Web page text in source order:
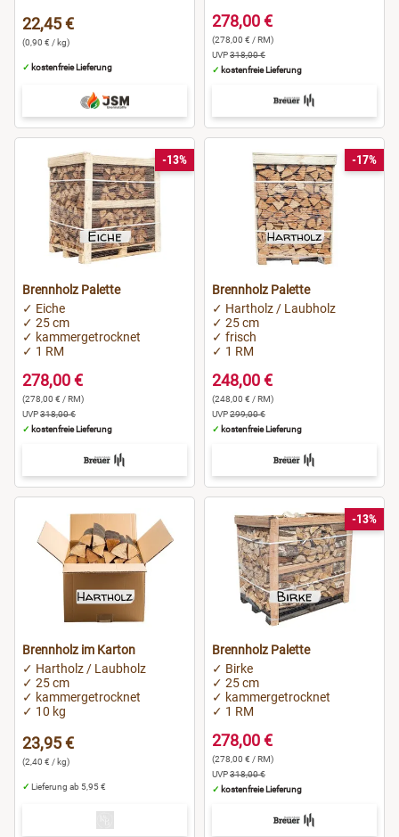
22,45 €
(0,90 € / kg)
✓ kostenfreie Lieferung
278,00 €
(278,00 € / RM)
UVP318,00 €
✓ kostenfreie Lieferung
-13%
Brennholz Palette
✓ Eiche
✓ 25 cm
✓ kammergetrocknet
✓ 1 RM
278,00 €
(278,00 € / RM)
UVP318,00 €
✓ kostenfreie Lieferung
-17%
Brennholz Palette
✓ Hartholz / Laubholz
✓ 25 cm
✓ frisch
✓ 1 RM
248,00 €
(248,00 € / RM)
UVP299,00 €
✓ kostenfreie Lieferung
Brennholz im Karton
✓ Hartholz / Laubholz
✓ 25 cm
✓ kammergetrocknet
✓ 10 kg
23,95 €
(2,40 € / kg)
✓ Lieferung ab 5,95 €
-13%
Brennholz Palette
✓ Birke
✓ 25 cm
✓ kammergetrocknet
✓ 1 RM
278,00 €
(278,00 € / RM)
UVP318,00 €
✓ kostenfreie Lieferung